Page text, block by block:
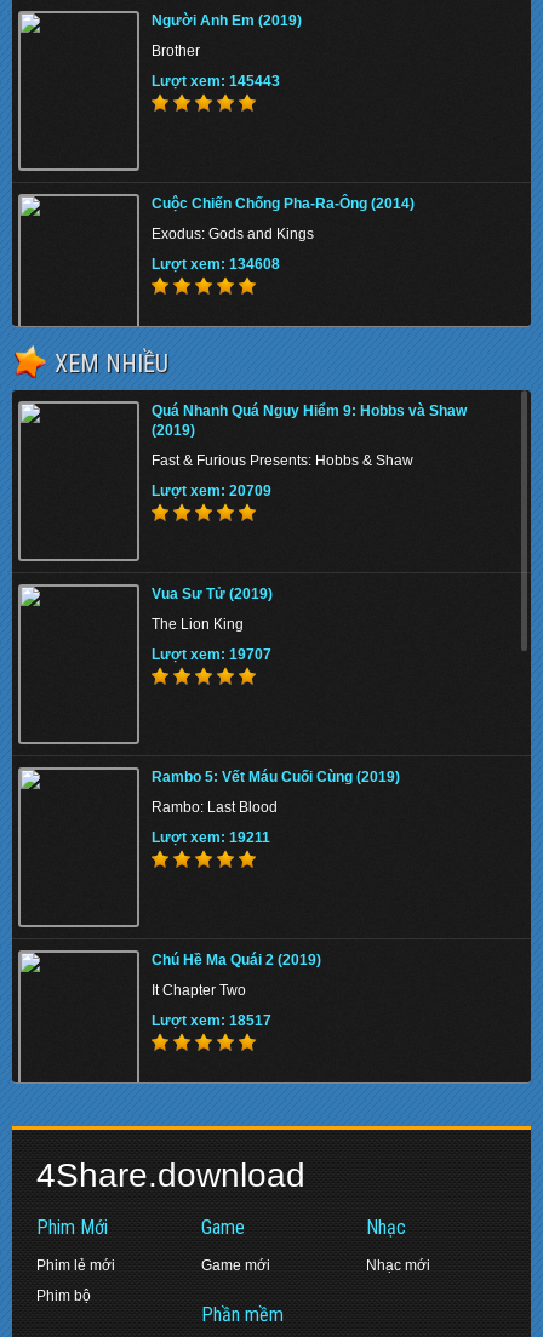
Người Anh Em (2019)
Brother
Lượt xem: 145443
Cuộc Chiến Chống Pha-Ra-Ông (2014)
Exodus: Gods and Kings
Lượt xem: 134608
Sàn Đấu Sinh Tử (1999)
Fight Club
Địch Nhân Kiệt: Tứ Đại Thiên Vương (2018)
Detective Dee: The Four Heavenly Kings
Lượt xem: 151212
Luật Rừng – Lawless (2012) ()
Luật Rừng - Lawless
Lượt xem: 135890
[TMTV] Qúy Bà Cảnh Sát 2 (2015–)
Mrs. Cop
Lượt xem: 157590
Lượt xem: 136727
Tử Địa Skyfall (2012)
XEM NHIỀU
Quá Nhanh Quá Nguy Hiểm 9: Hobbs và Shaw
(2019)
Fast & Furious Presents: Hobbs & Shaw
Lượt xem: 20709
Vua Sư Tử (2019)
The Lion King
Lượt xem: 19707
Rambo 5: Vết Máu Cuối Cùng (2019)
Rambo: Last Blood
Lượt xem: 19211
Chú Hề Ma Quái 2 (2019)
It Chapter Two
Lượt xem: 18517
Avengers: Endgame
Diệp Vấn 2: Tôn Sư Truyền Kỳ (2010)
4Share.download
Phim Mới
Phim lẻ mới
Phim bộ
Game
Game mới
Phần mềm
Nhạc
Nhạc mới